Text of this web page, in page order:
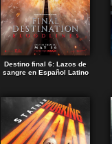
Destino final 6: Lazos de
sangre en Español Latino